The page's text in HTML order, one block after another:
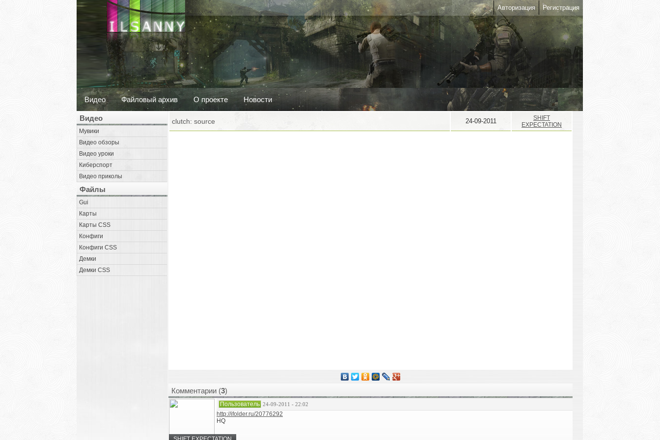
Авторизация Регистрация
Видео Файловый архив О проекте Новости
Видео
Мувики
Видео обзоры
Видео уроки
Киберспорт
Видео приколы
Файлы
Gui
Карты
Карты CSS
Конфиги
Конфиги CSS
Демки
Демки CSS
clutch: source 24-09-2011
SHIFT
EXPECTATION
Комментарии (3)
Пользователь 24-09-2011 - 22:02
http://ifolder.ru/20776292
HQ